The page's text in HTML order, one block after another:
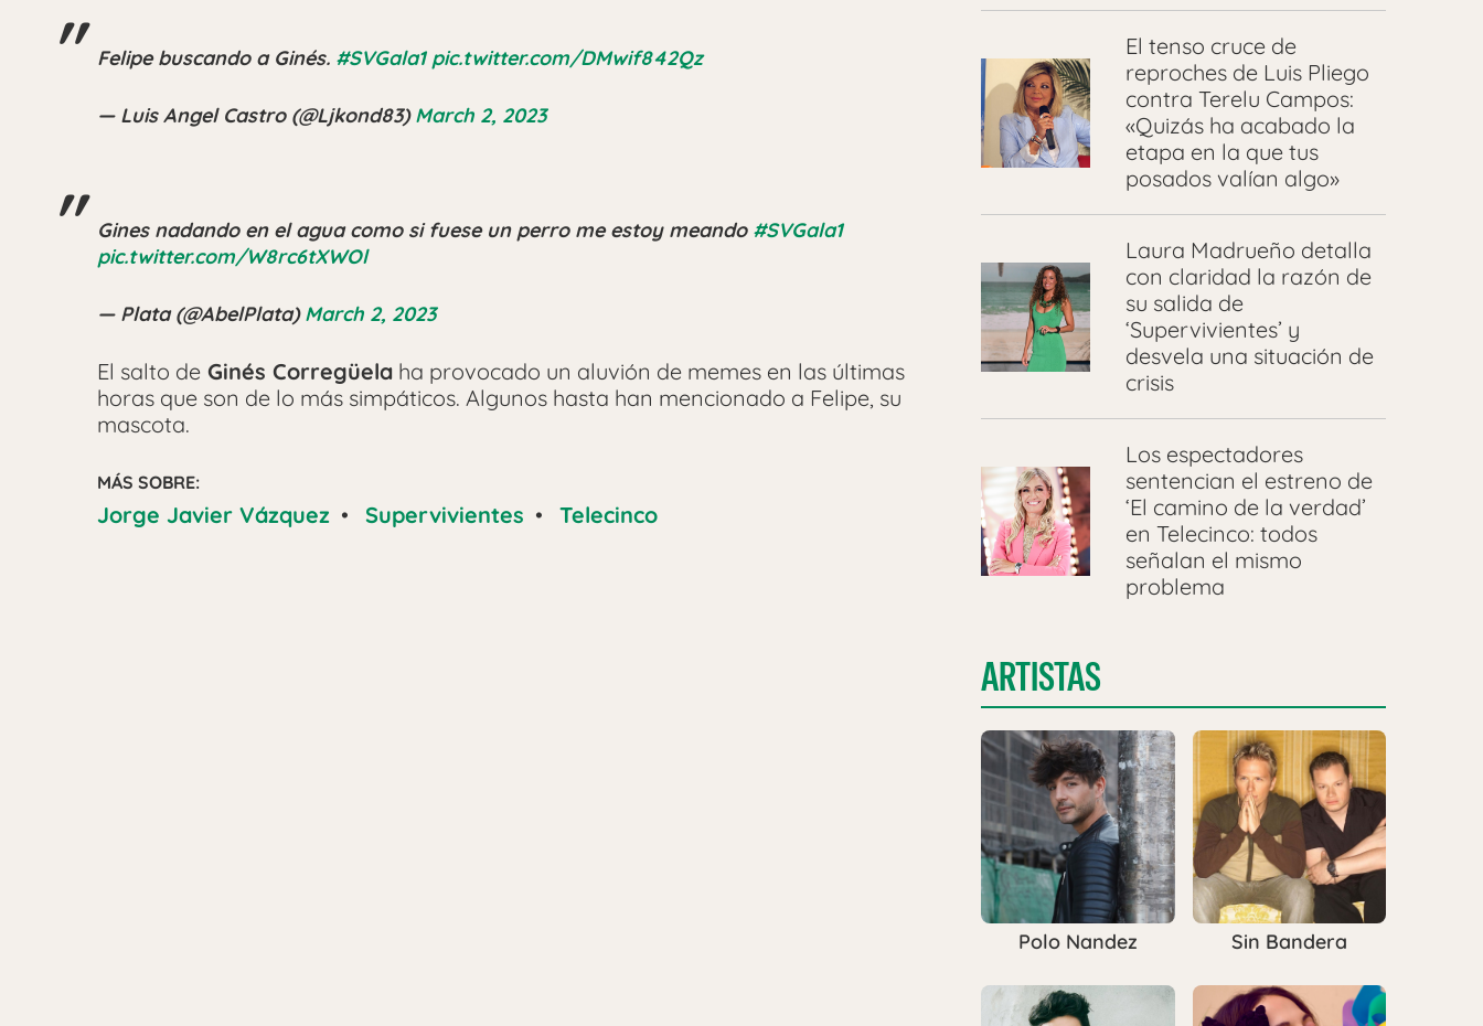
Felipe buscando a Ginés. #SVGala1 pic.twitter.com/DMwif842Qz
— Luis Angel Castro (@Ljkond83)March 2, 2023
Gines nadando en el agua como si fuese un perro me estoy meando #SVGala1
pic.twitter.com/W8rc6tXWOl
— Plata (@AbelPlata)March 2, 2023
El salto de Ginés Corregüela ha provocado un aluvión de memes en las últimas
horas que son de lo más simpáticos. Algunos hasta han mencionado a Felipe, su
mascota.
MÁS SOBRE:
Jorge Javier Vázquez • Supervivientes • Telecinco
El tenso cruce de
reproches de Luis Pliego
contra Terelu Campos:
«Quizás ha acabado la
etapa en la que tus
posados valían algo»
Laura Madrueño detalla
con claridad la razón de
su salida de
‘Supervivientes’ y
desvela una situación de
crisis
Los espectadores
sentencian el estreno de
‘El camino de la verdad’
en Telecinco: todos
señalan el mismo
problema
ARTISTAS
Polo Nandez Sin Bandera